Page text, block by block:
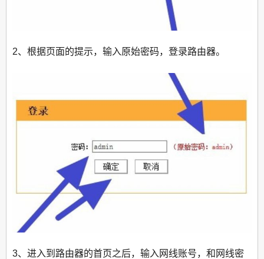
2、根据页面的提示，输入原始密码，登录路由器。
3、进入到路由器的首页之后，输入网线账号，和网线密